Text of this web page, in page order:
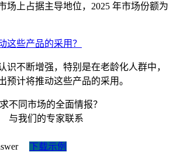
场上占据主导地位，2025 年市场份额为
这些产品的采用？
识不断增强，特别是在老龄化人群中，
预计将推动这些产品的采用。
不同市场的全面情报？
与我们的专家联系
下载示例